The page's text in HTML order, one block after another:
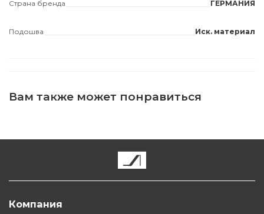
Страна бренда ГЕРМАНИЯ
Подошва Иск. материал
Вам также может понравиться
Компания